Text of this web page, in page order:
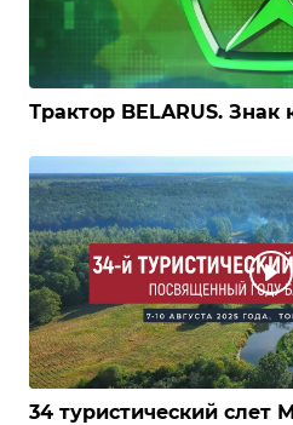
Трактор BELARUS. Знак
34 туристический слет